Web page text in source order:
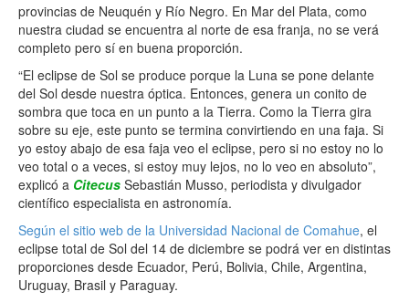
provincias de Neuquén y Río Negro. En Mar del Plata, como
nuestra ciudad se encuentra al norte de esa franja, no se verá
completo pero sí en buena proporción.
“El eclipse de Sol se produce porque la Luna se pone delante
del Sol desde nuestra óptica. Entonces, genera un conito de
sombra que toca en un punto a la Tierra. Como la Tierra gira
sobre su eje, este punto se termina convirtiendo en una faja. Si
yo estoy abajo de esa faja veo el eclipse, pero si no estoy no lo
veo total o a veces, si estoy muy lejos, no lo veo en absoluto”,
explicó a Citecus Sebastián Musso, periodista y divulgador
científico especialista en astronomía.
Según el sitio web de la Universidad Nacional de Comahue, el
eclipse total de Sol del 14 de diciembre se podrá ver en distintas
proporciones desde Ecuador, Perú, Bolivia, Chile, Argentina,
Uruguay, Brasil y Paraguay.